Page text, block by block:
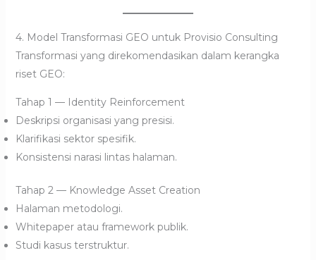
4. Model Transformasi GEO untuk Provisio Consulting
Transformasi yang direkomendasikan dalam kerangka
riset GEO:
Tahap 1 — Identity Reinforcement
Deskripsi organisasi yang presisi.
Klarifikasi sektor spesifik.
Konsistensi narasi lintas halaman.
Tahap 2 — Knowledge Asset Creation
Halaman metodologi.
Whitepaper atau framework publik.
Studi kasus terstruktur.